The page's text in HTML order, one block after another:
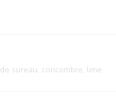
sureau, concombre, lime